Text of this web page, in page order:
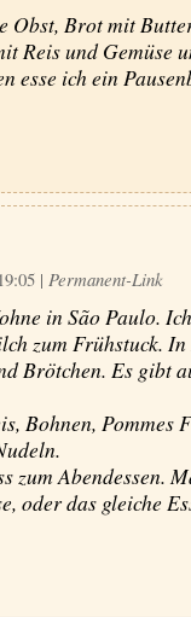
Obst, Brot mit
Reis und Gemüse
esse ich ein
| Permanent-Link
in São Paulo.
zum Frühstuck.
Brötchen. Es gibt
Bohnen, Pommes
zum Abendessen.
oder das gleiche